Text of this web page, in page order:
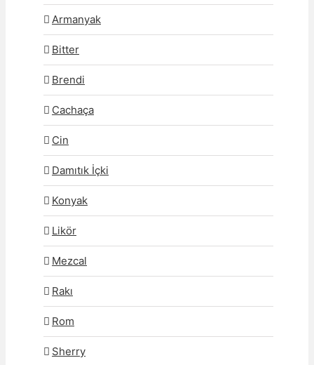
Armanyak
Bitter
Brendi
Cachaça
Cin
Damıtık İçki
Konyak
Likör
Mezcal
Rakı
Rom
Sherry